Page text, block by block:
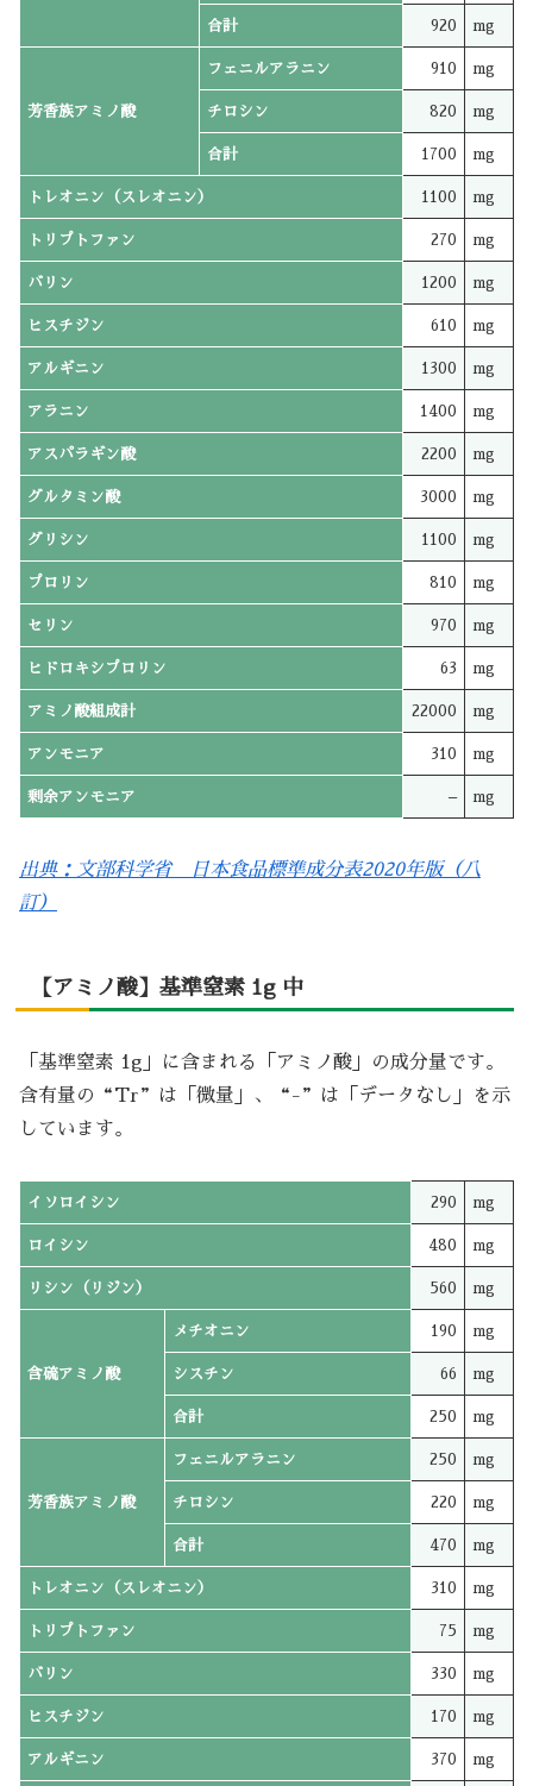
合計 920 mg
芳香族アミノ酸
フェニルアラニン 910 mg
チロシン 820 mg
合計 1700 mg
トレオニン（スレオニン） 1100 mg
トリプトファン 270 mg
バリン 1200 mg
ヒスチジン 610 mg
アルギニン 1300 mg
アラニン 1400 mg
アスパラギン酸 2200 mg
グルタミン酸 3000 mg
グリシン 1100 mg
プロリン 810 mg
セリン 970 mg
ヒドロキシプロリン 63 mg
アミノ酸組成計 22000 mg
アンモニア 310 mg
剰余アンモニア – mg
出典：文部科学省 日本食品標準成分表2020年版（八
訂）
【アミノ酸】基準窒素 1g 中
「基準窒素 1g」に含まれる「アミノ酸」の成分量です。
含有量の“Tr”は「微量」、“-”は「データなし」を示
しています。
イソロイシン 290 mg
ロイシン 480 mg
リシン（リジン） 560 mg
含硫アミノ酸
メチオニン 190 mg
シスチン 66 mg
合計 250 mg
芳香族アミノ酸
フェニルアラニン 250 mg
チロシン 220 mg
合計 470 mg
トレオニン（スレオニン） 310 mg
トリプトファン 75 mg
バリン 330 mg
ヒスチジン 170 mg
アルギニン 370 mg